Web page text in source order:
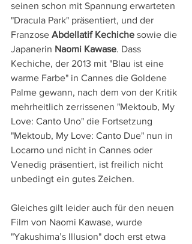
seinen schon mit Spannung erwarteten
"Dracula Park" präsentiert, und der
Franzose Abdellatif Kechiche sowie die
Japanerin Naomi Kawase. Dass
Kechiche, der 2013 mit "Blau ist eine
warme Farbe" in Cannes die Goldene
Palme gewann, nach dem von der Kritik
mehrheitlich zerrissenen "Mektoub, My
Love: Canto Uno" die Fortsetzung
"Mektoub, My Love: Canto Due" nun in
Locarno und nicht in Cannes oder
Venedig präsentiert, ist freilich nicht
unbedingt ein gutes Zeichen.
Gleiches gilt leider auch für den neuen
Film von Naomi Kawase, wurde
"Yakushima’s Illusion" doch erst etwa